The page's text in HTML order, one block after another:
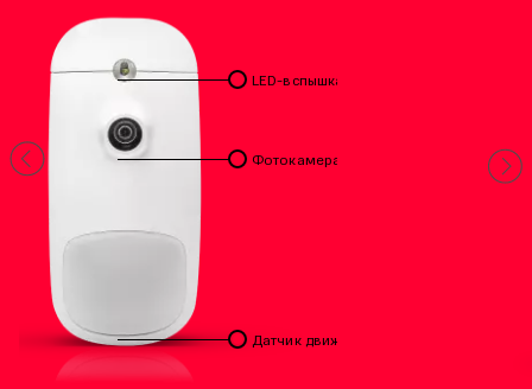
Датчик движения
Фотокамера 2Мп
LED-вспышка